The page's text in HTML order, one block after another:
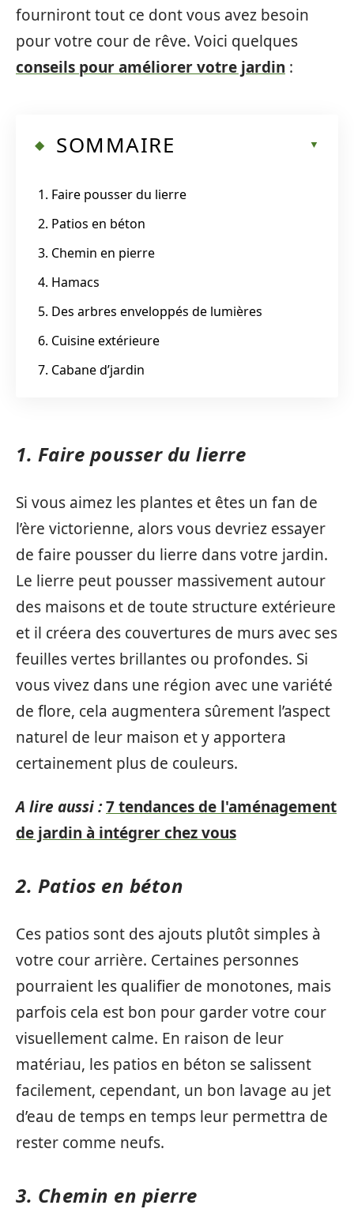
fourniront tout ce dont vous avez besoin
pour votre cour de rêve. Voici quelques
conseils pour améliorer votre jardin :
SOMMAIRE
1. Faire pousser du lierre
2. Patios en béton
3. Chemin en pierre
4. Hamacs
5. Des arbres enveloppés de lumières
6. Cuisine extérieure
7. Cabane d’jardin
1. Faire pousser du lierre
Si vous aimez les plantes et êtes un fan de
l’ère victorienne, alors vous devriez essayer
de faire pousser du lierre dans votre jardin.
Le lierre peut pousser massivement autour
des maisons et de toute structure extérieure
et il créera des couvertures de murs avec ses
feuilles vertes brillantes ou profondes. Si
vous vivez dans une région avec une variété
de flore, cela augmentera sûrement l’aspect
naturel de leur maison et y apportera
certainement plus de couleurs.
A lire aussi :7 tendances de l'aménagement
de jardin à intégrer chez vous
2. Patios en béton
Ces patios sont des ajouts plutôt simples à
votre cour arrière. Certaines personnes
pourraient les qualifier de monotones, mais
parfois cela est bon pour garder votre cour
visuellement calme. En raison de leur
matériau, les patios en béton se salissent
facilement, cependant, un bon lavage au jet
d’eau de temps en temps leur permettra de
rester comme neufs.
3. Chemin en pierre